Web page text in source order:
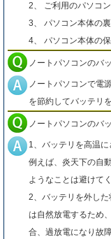
2、 ご利用のパソコ
3、 パソコン本体の
4、 パソコン本体の保
ノートパソコンのバ
ノートパソコンで電
を節約してバッテリ
ノートパソコンのバ
1、バッテリを高温に
例えば、炎天下の自
ようなことは避けて
2、バッテリを外し
は自然放電するため
合、過放電になり故